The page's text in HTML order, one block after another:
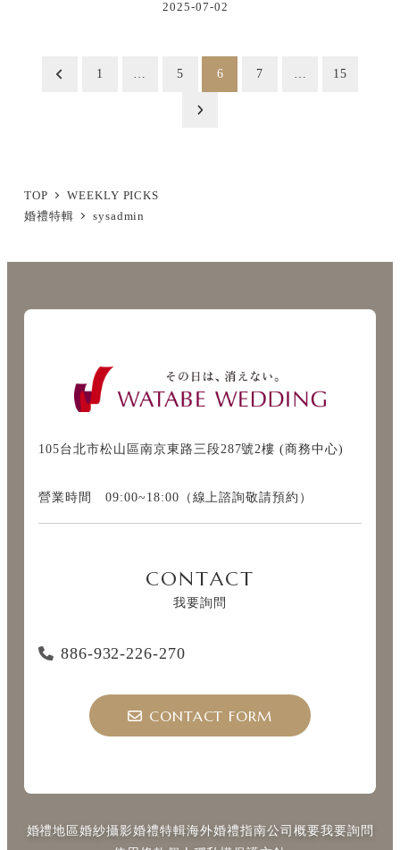
2025-07-02
ー
ジ
1 5 6 7 15
TOP
WEEKLY PICKS
婚禮特輯
sysadmin
105台北市松山區南京東路三段287號2樓 (商務中心)
營業時間 09:00~18:00（線上諮詢敬請預約）
CONTACT
我要詢問
886-932-226-270
CONTACT FORM
婚禮地區婚紗攝影婚禮特輯海外婚禮指南公司概要我要詢問